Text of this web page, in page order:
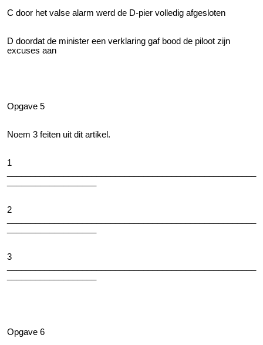
C door het valse alarm werd de D-pier volledig afgesloten
D doordat de minister een verklaring gaf bood de piloot zijn
excuses aan
Opgave 5
Noem 3 feiten uit dit artikel.
1
2
3
Opgave 6